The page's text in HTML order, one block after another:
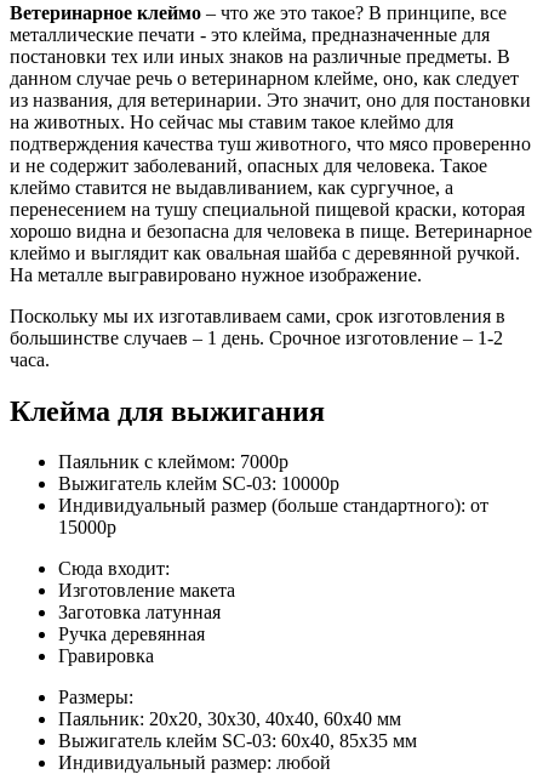
Ветеринарное клеймо – что же это такое? В принципе, все
металлические печати - это клейма, предназначенные для
постановки тех или иных знаков на различные предметы. В
данном случае речь о ветеринарном клейме, оно, как следует
из названия, для ветеринарии. Это значит, оно для постановки
на животных. Но сейчас мы ставим такое клеймо для
подтверждения качества туш животного, что мясо проверенно
и не содержит заболеваний, опасных для человека. Такое
клеймо ставится не выдавливанием, как сургучное, а
перенесением на тушу специальной пищевой краски, которая
хорошо видна и безопасна для человека в пище. Ветеринарное
клеймо и выглядит как овальная шайба с деревянной ручкой.
На металле выгравировано нужное изображение.
Поскольку мы их изготавливаем сами, срок изготовления в
большинстве случаев – 1 день. Срочное изготовление – 1-2
часа.
Клейма для выжигания
Паяльник с клеймом: 7000р
Выжигатель клейм SC-03: 10000р
Индивидуальный размер (больше стандартного): от
15000р
Сюда входит:
Изготовление макета
Заготовка латунная
Ручка деревянная
Гравировка
Размеры:
Паяльник: 20х20, 30х30, 40х40, 60х40 мм
Выжигатель клейм SC-03: 60х40, 85х35 мм
Индивидуальный размер: любой